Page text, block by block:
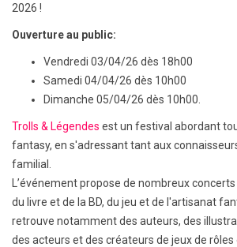
2026 !
Ouverture au public:
Vendredi 03/04/26 dès 18h00
Samedi 04/04/26 dès 10h00
Dimanche 05/04/26 dès 10h00.
Trolls & Légendes est un festival abordant
fantasy, en s'adressant tant aux
familial.
L’événement propose de nombreux
du livre et de la BD, du jeu et de l'artisanat
retrouve notamment des auteurs, des
des acteurs et des créateurs de jeux de rôles